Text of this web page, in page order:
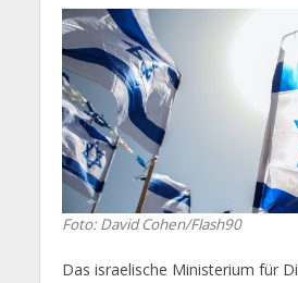
Foto: David Cohen/Flash90
Das israelische Ministerium für